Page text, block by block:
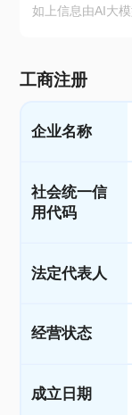
如上信息由AI大
工商注册
企业名称
社会统一信
用代码
法定代表人
经营状态
成立日期